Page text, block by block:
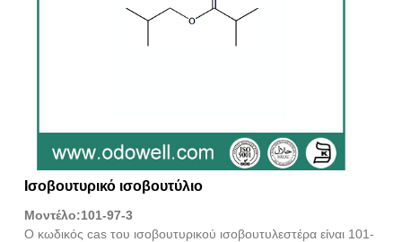
Ισοβουτυρικό ισοβουτύλιο
Μοντέλο:101-97-3
Ο κωδικός cas του ισοβουτυρικού ισοβουτυλεστέρα είναι 101-